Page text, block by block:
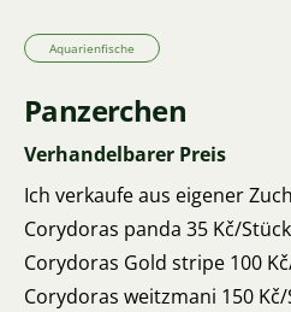
Aquarienfische
Panzerchen
Verhandelbarer Preis
Ich verkaufe aus eigener
Corydoras panda 35 Kč/Stück
Corydoras Gold stripe 100
Corydoras weitzmani 150